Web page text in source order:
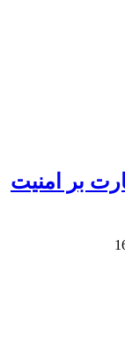
بر امنیت